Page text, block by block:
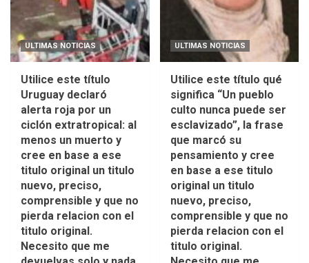
ULTIMAS NOTICIAS
Utilice este título
Uruguay declaró
alerta roja por un
ciclón extratropical: al
menos un muerto y
cree en base a ese
titulo original un titulo
nuevo, preciso,
comprensible y que no
pierda relacion con el
titulo original.
Necesito que me
ULTIMAS NOTICIAS
Utilice este título qué
significa “Un pueblo
culto nunca puede ser
esclavizado”, la frase
que marcó su
pensamiento y cree
en base a ese titulo
original un titulo
nuevo, preciso,
comprensible y que no
pierda relacion con el
titulo original.